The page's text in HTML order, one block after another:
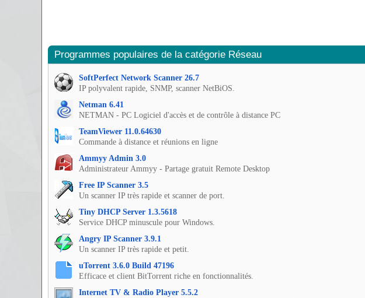
Programmes populaires de la catégorie Réseau
SoftPerfect Network Scanner 26.7
IP polyvalent rapide, SNMP, scanner NetBiOS.
Netman 6.41
NETMAN - PC Logiciel d'accès et de contrôle à distance PC
TeamViewer 11.0.64630
Commande à distance et réunions en ligne
Ammyy Admin 3.0
Administrateur Ammyy - Partage gratuit Remote Desktop
Free IP Scanner 3.5
Un scanner IP très rapide et scanner de port.
Tiny DHCP Server 1.3.5618
Service DHCP minuscule pour Windows.
Angry IP Scanner 3.9.1
Un scanner IP très rapide et petit.
uTorrent 3.6.0 Build 47196
Efficace et client BitTorrent riche en fonctionnalités.
Internet TV & Radio Player 5.5.2